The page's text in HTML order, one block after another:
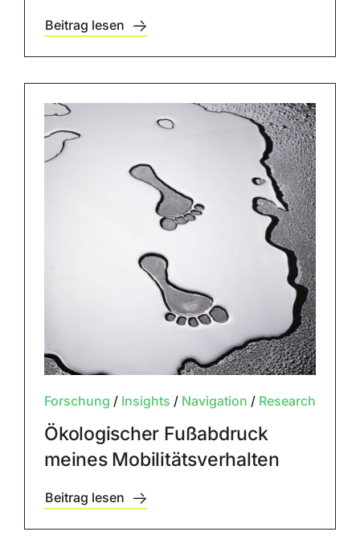
Beitrag lesen
Forschung / Insights / Navigation / Research
Ökologischer Fußabdruck
meines Mobilitätsverhalten
Beitrag lesen